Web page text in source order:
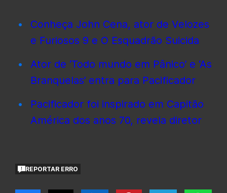
Conheça John Cena, ator de Velozes
e Furiosos 9 e O Esquadrão Suicida
Ator de ‘Todo mundo em Pânico’ e ‘As
Branquelas’ entra para Pacificador
Pacificador foi inspirado em Capitão
América dos anos 70, revela diretor
REPORTAR ERRO